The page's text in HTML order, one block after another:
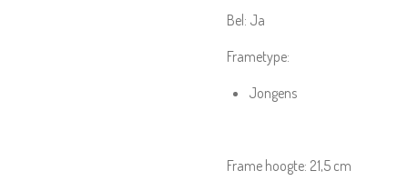
Bel: Ja
Frametype:
Jongens
Frame hoogte: 21,5 cm